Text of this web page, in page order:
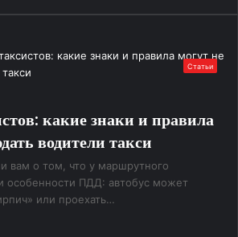
Статьи
какие знаки и правила
водители такси
вам о том, что у маршрутного
особенности ПДД: автобус может
или проехать…